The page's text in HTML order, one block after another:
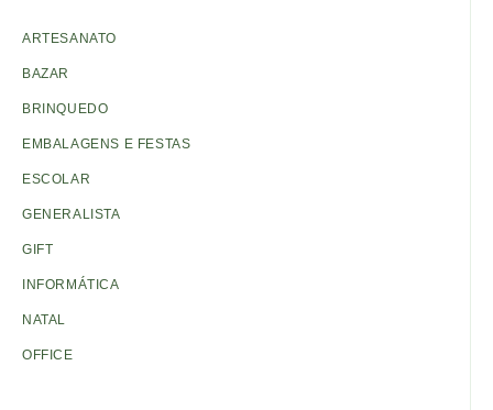
ARTESANATO
BAZAR
BRINQUEDO
EMBALAGENS E FESTAS
ESCOLAR
GENERALISTA
GIFT
INFORMÁTICA
NATAL
OFFICE